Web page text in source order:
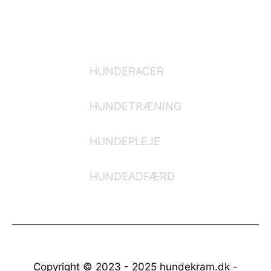
HUNDERACER
HUNDETRÆNING
HUNDEPLEJE
HUNDEADFÆRD
Copyright © 2023 - 2025 hundekram.dk -